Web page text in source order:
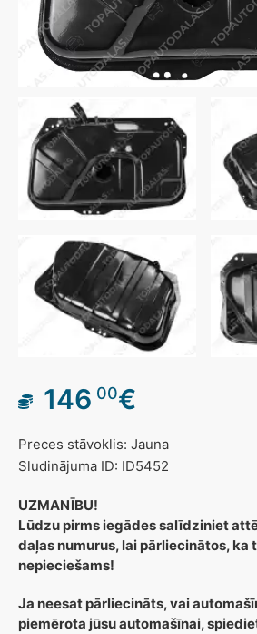
146 00€
Preces stāvoklis: Jauna
Sludinājuma ID: ID5452
UZMANĪBU!
Lūdzu pirms iegādes salīdziniet
daļas numurus, lai pārliecinātos, ka
nepieciešams!
Ja neesat pārliecināts, vai
piemērota jūsu automašīnai,